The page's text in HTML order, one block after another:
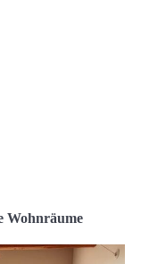
Wohnräume